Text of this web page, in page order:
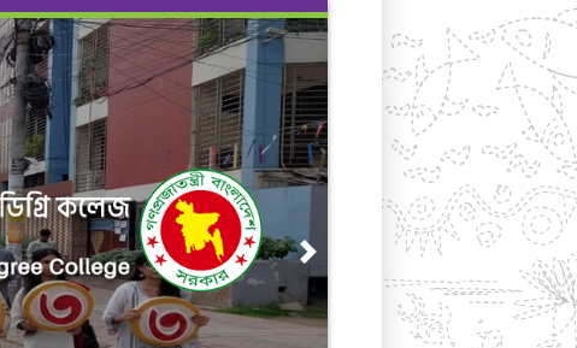
Next